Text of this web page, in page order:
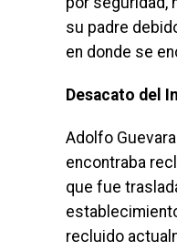
su padre
en donde se
Desacato del
Adolfo
encontraba
que fue
recluido